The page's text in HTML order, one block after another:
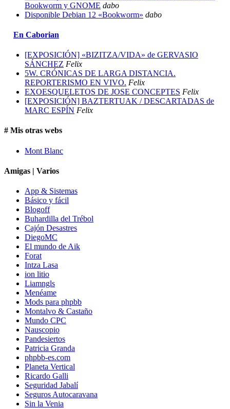
Bookworm y GNOME dabo
Disponible Debian 12 «Bookworm» dabo
En Caborian
[EXPOSICIÓN] «BIZITZA/VIDA» de GERVASIO
SÁNCHEZ Felix
5W. CRÓNICAS DE LARGA DISTANCIA.
REPORTERISMO EN VIVO. Felix
EXOESQUELETOS DE JOSE CONCEPTES Felix
[EXPOSICIÓN] BAZTERTUAK / DESCARTADAS de
MARC ESPÍN Felix
# Mis otras webs
Mont Blanc
Amigas | Varios
App & Sistemas
Básico y fácil
Blogoff
Buhardilla del Trébol
Cajón Desastres
DiegoMC
El mundo de Aik
Forat
Intza Lasa
ion litio
Liamngls
Menéame
Mods para phpbb
Montalvo & Castaño
Mundo CPC
Nauscopio
Pandesiertos
Patricia Granda
phpbb-es.com
Planeta Vertical
Ricardo Galli
Seguridad Jabalí
Seguros Autocaravana
Sin la Venia